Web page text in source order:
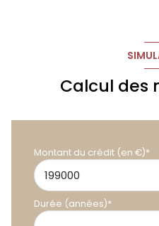
Calcul des
Montant du crédit (en €)*
Durée (années)*